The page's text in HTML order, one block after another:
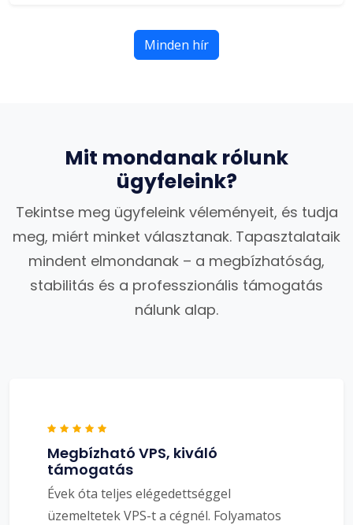
Minden hír
Mit mondanak rólunk
ügyfeleink?
Tekintse meg ügyfeleink véleményeit, és tudja
meg, miért minket választanak. Tapasztalataik
mindent elmondanak – a megbízhatóság,
stabilitás és a professzionális támogatás
nálunk alap.
Megbízható VPS, kiváló
támogatás
Évek óta teljes elégedettséggel
üzemeltetek VPS-t a cégnél. Folyamatos